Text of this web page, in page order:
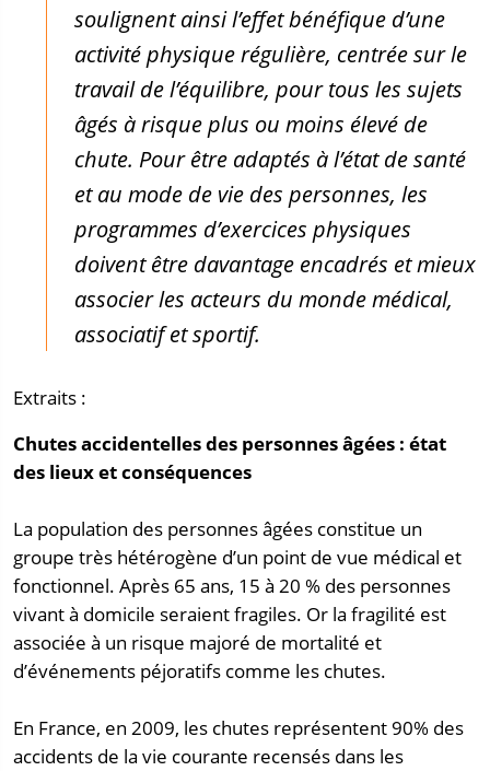
soulignent ainsi l’effet bénéfique d’une
activité physique régulière, centrée sur le
travail de l’équilibre, pour tous les sujets
âgés à risque plus ou moins élevé de
chute. Pour être adaptés à l’état de santé
et au mode de vie des personnes, les
programmes d’exercices physiques
doivent être davantage encadrés et mieux
associer les acteurs du monde médical,
associatif et sportif.
Extraits :
Chutes accidentelles des personnes âgées : état
des lieux et conséquences
La population des personnes âgées constitue un
groupe très hétérogène d’un point de vue médical et
fonctionnel. Après 65 ans, 15 à 20 % des personnes
vivant à domicile seraient fragiles. Or la fragilité est
associée à un risque majoré de mortalité et
d’événements péjoratifs comme les chutes.
En France, en 2009, les chutes représentent 90% des
accidents de la vie courante recensés dans les